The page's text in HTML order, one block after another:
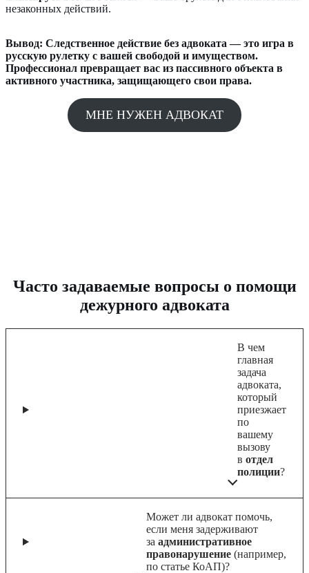
незаконных действий.
Вывод: Следственное действие без адвоката — это игра в
русскую рулетку с вашей свободой и имуществом.
Профессионал превращает вас из пассивного объекта в
активного участника, защищающего свои права.
МНЕ НУЖЕН АДВОКАТ
Часто задаваемые вопросы о помощи
дежурного адвоката
В чем
главная
задача
адвоката,
который
приезжает
по
вашему
вызову
в отдел
полиции?
Может ли адвокат помочь,
если меня задерживают
за административное
правонарушение (например,
по статье КоАП)?